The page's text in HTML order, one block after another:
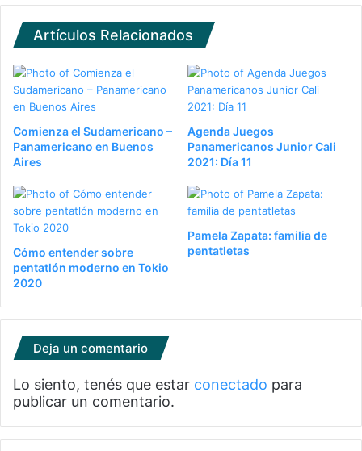
Artículos Relacionados
Comienza el Sudamericano –
Panamericano en Buenos
Aires
Agenda Juegos
Panamericanos Junior Cali
2021: Día 11
Cómo entender sobre
pentatlón moderno en Tokio
2020
Pamela Zapata: familia de
pentatletas
Deja un comentario
Lo siento, tenés que estar conectado para
publicar un comentario.